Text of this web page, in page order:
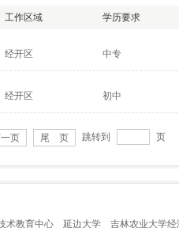
工作区域 学历要求
经开区 中专
经开区 初中
页 尾 页 跳转到 页
术教育中心 延边大学 吉林农业大学经